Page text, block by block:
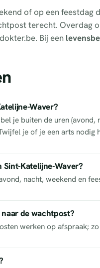
of op een
terecht. Overdag
Bij een
Waver?
je buiten de uren
je of je een arts
Katelijne-Waver?
nacht, weekend en
de wachtpost?
werken op afspraak;